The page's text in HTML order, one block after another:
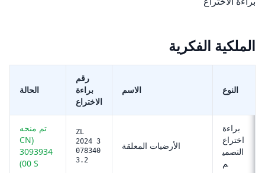
الملكية الفكرية
النوع الاسم
رقم
براءة
الاختراع
الحالة
براءة
اختراع
التصمي
م
الأرضيات المعلقة
ZL
2024 3
078340
3.2
تم منحه
(CN
3093934
00 S)